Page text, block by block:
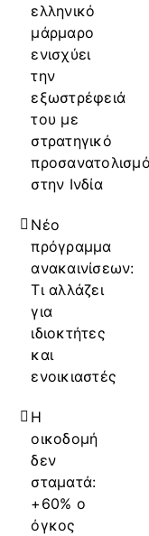
ελληνικό
μάρμαρο
ενισχύει
την
εξωστρέφειά
του με
στρατηγικό
στην Ινδία
Νέο
πρόγραμμα
ανακαινίσεων:
Τι αλλάζει
για
ιδιοκτήτες
και
ενοικιαστές
Η
οικοδομή
δεν
σταματά:
+60% ο
όγκος